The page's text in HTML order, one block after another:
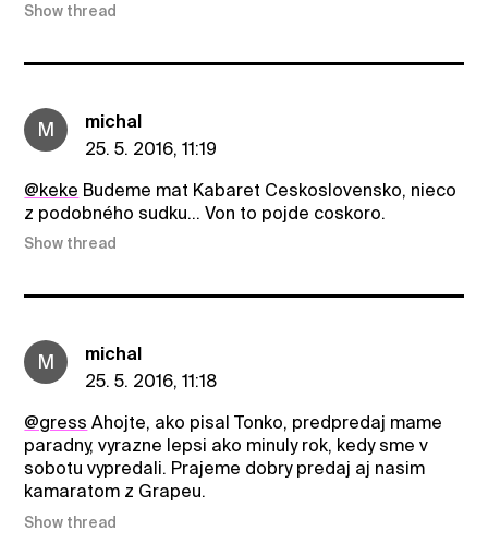
Show thread
M
michal
25. 5. 2016, 11:19
@keke Budeme mat Kabaret Ceskoslovensko, nieco
z podobného sudku... Von to pojde coskoro.
Show thread
M
michal
25. 5. 2016, 11:18
@gress Ahojte, ako pisal Tonko, predpredaj mame
paradny, vyrazne lepsi ako minuly rok, kedy sme v
sobotu vypredali. Prajeme dobry predaj aj nasim
kamaratom z Grapeu.
Show thread